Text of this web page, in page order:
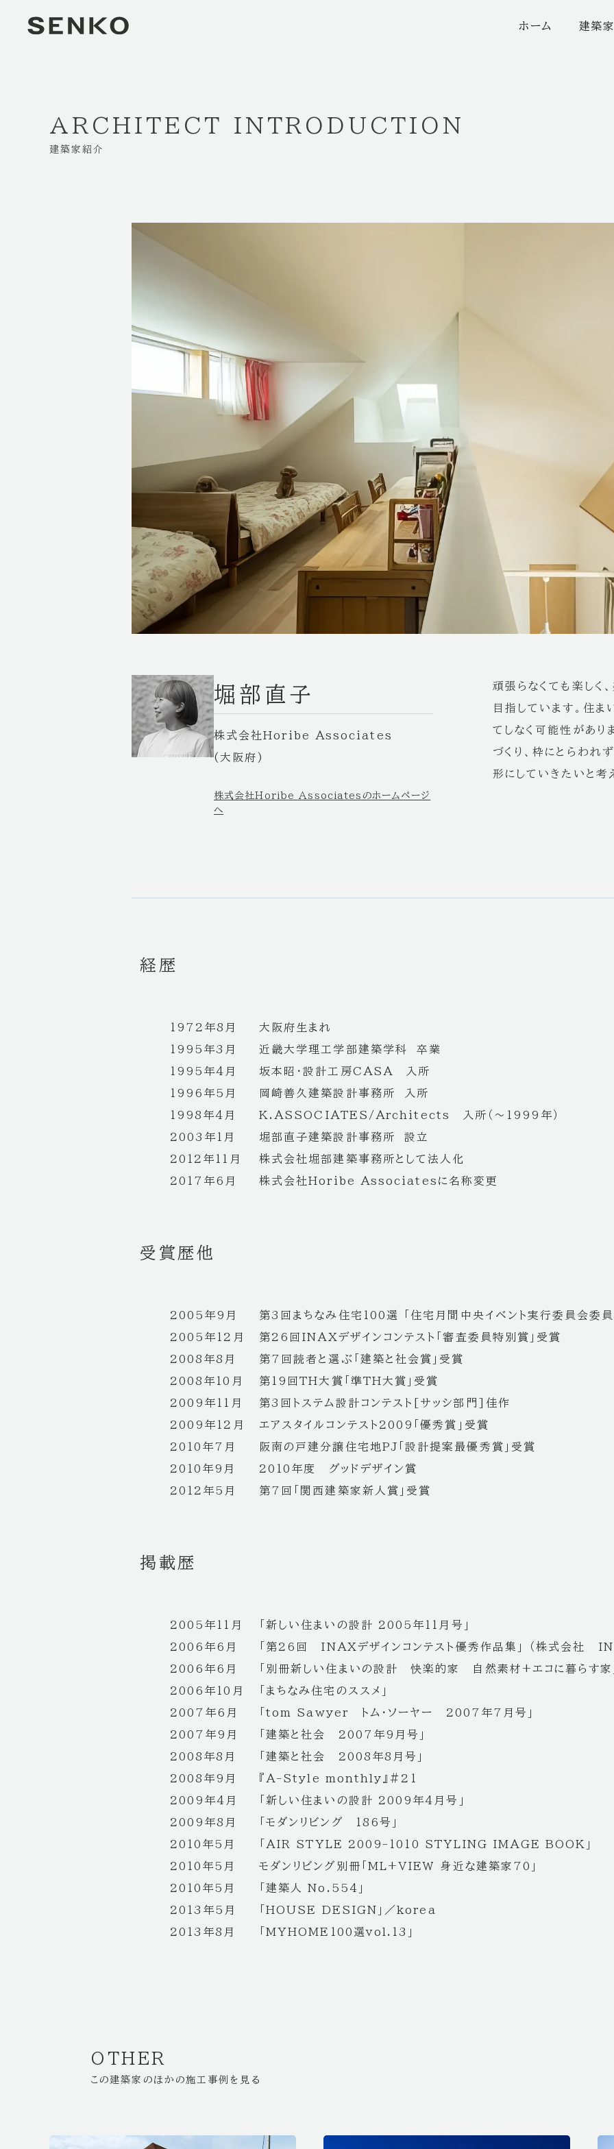
ホーム 建築
ARCHITECT INTRODUCTION
建築家紹介
堀部直子
株式会社Horibe Associates
(大阪府)
株式会社Horibe Associatesのホームページ
へ
頑張らなくても楽しく
目指しています。住
てしなく可能性があり
づくり、枠にとらわれ
形にしていきたいと考
経歴
1972年8月
大阪府生まれ
1995年3月
近畿大学理工学部建築学科 卒業
1995年4月
坂本昭・設計工房CASA 入所
1996年5月
岡崎善久建築設計事務所 入所
1998年4月
K.ASSOCIATES/Architects 入所（～1999年）
2003年1月
堀部直子建築設計事務所 設立
2012年11月
株式会社堀部建築事務所として法人化
2017年6月
株式会社Horibe Associatesに名称変更
受賞歴他
2005年9月
第3回まちなみ住宅100選 「住宅月間中央イベント実行委員会委員
2005年12月
第26回INAXデザインコンテスト「審査委員特別賞」受賞
2008年8月
第7回読者と選ぶ「建築と社会賞」受賞
2008年10月
第19回TH大賞「準TH大賞」受賞
2009年11月
第3回トステム設計コンテスト[サッシ部門]佳作
2009年12月
エアスタイルコンテスト2009「優秀賞」受賞
2010年7月
阪南の戸建分譲住宅地PJ「設計提案最優秀賞」受賞
2010年9月
2010年度 グッドデザイン賞
2012年5月
第7回「関西建築家新人賞」受賞
掲載歴
2005年11月
「新しい住まいの設計 2005年11月号」
2006年6月
「第26回 INAXデザインコンテスト優秀作品集」 （株式会社
2006年6月
「別冊新しい住まいの設計 快楽的家 自然素材+エコに暮らす家
2006年10月
「まちなみ住宅のススメ」
2007年6月
「tom Sawyer トム・ソーヤー 2007年7月号」
2007年9月
「建築と社会 2007年9月号」
2008年8月
「建築と社会 2008年8月号」
2008年9月
『A-Style monthly』#21
2009年4月
「新しい住まいの設計 2009年4月号」
2009年8月
「モダンリビング 186号」
2010年5月
「AIR STYLE 2009-1010 STYLING IMAGE BOOK」
2010年5月
モダンリビング別冊「ML+VIEW 身近な建築家70」
2010年5月
「建築人 No.554」
2013年5月
「HOUSE DESIGN」／korea
2013年8月
「MYHOME100選vol.13」
OTHER
この建築家のほかの施工事例を見る